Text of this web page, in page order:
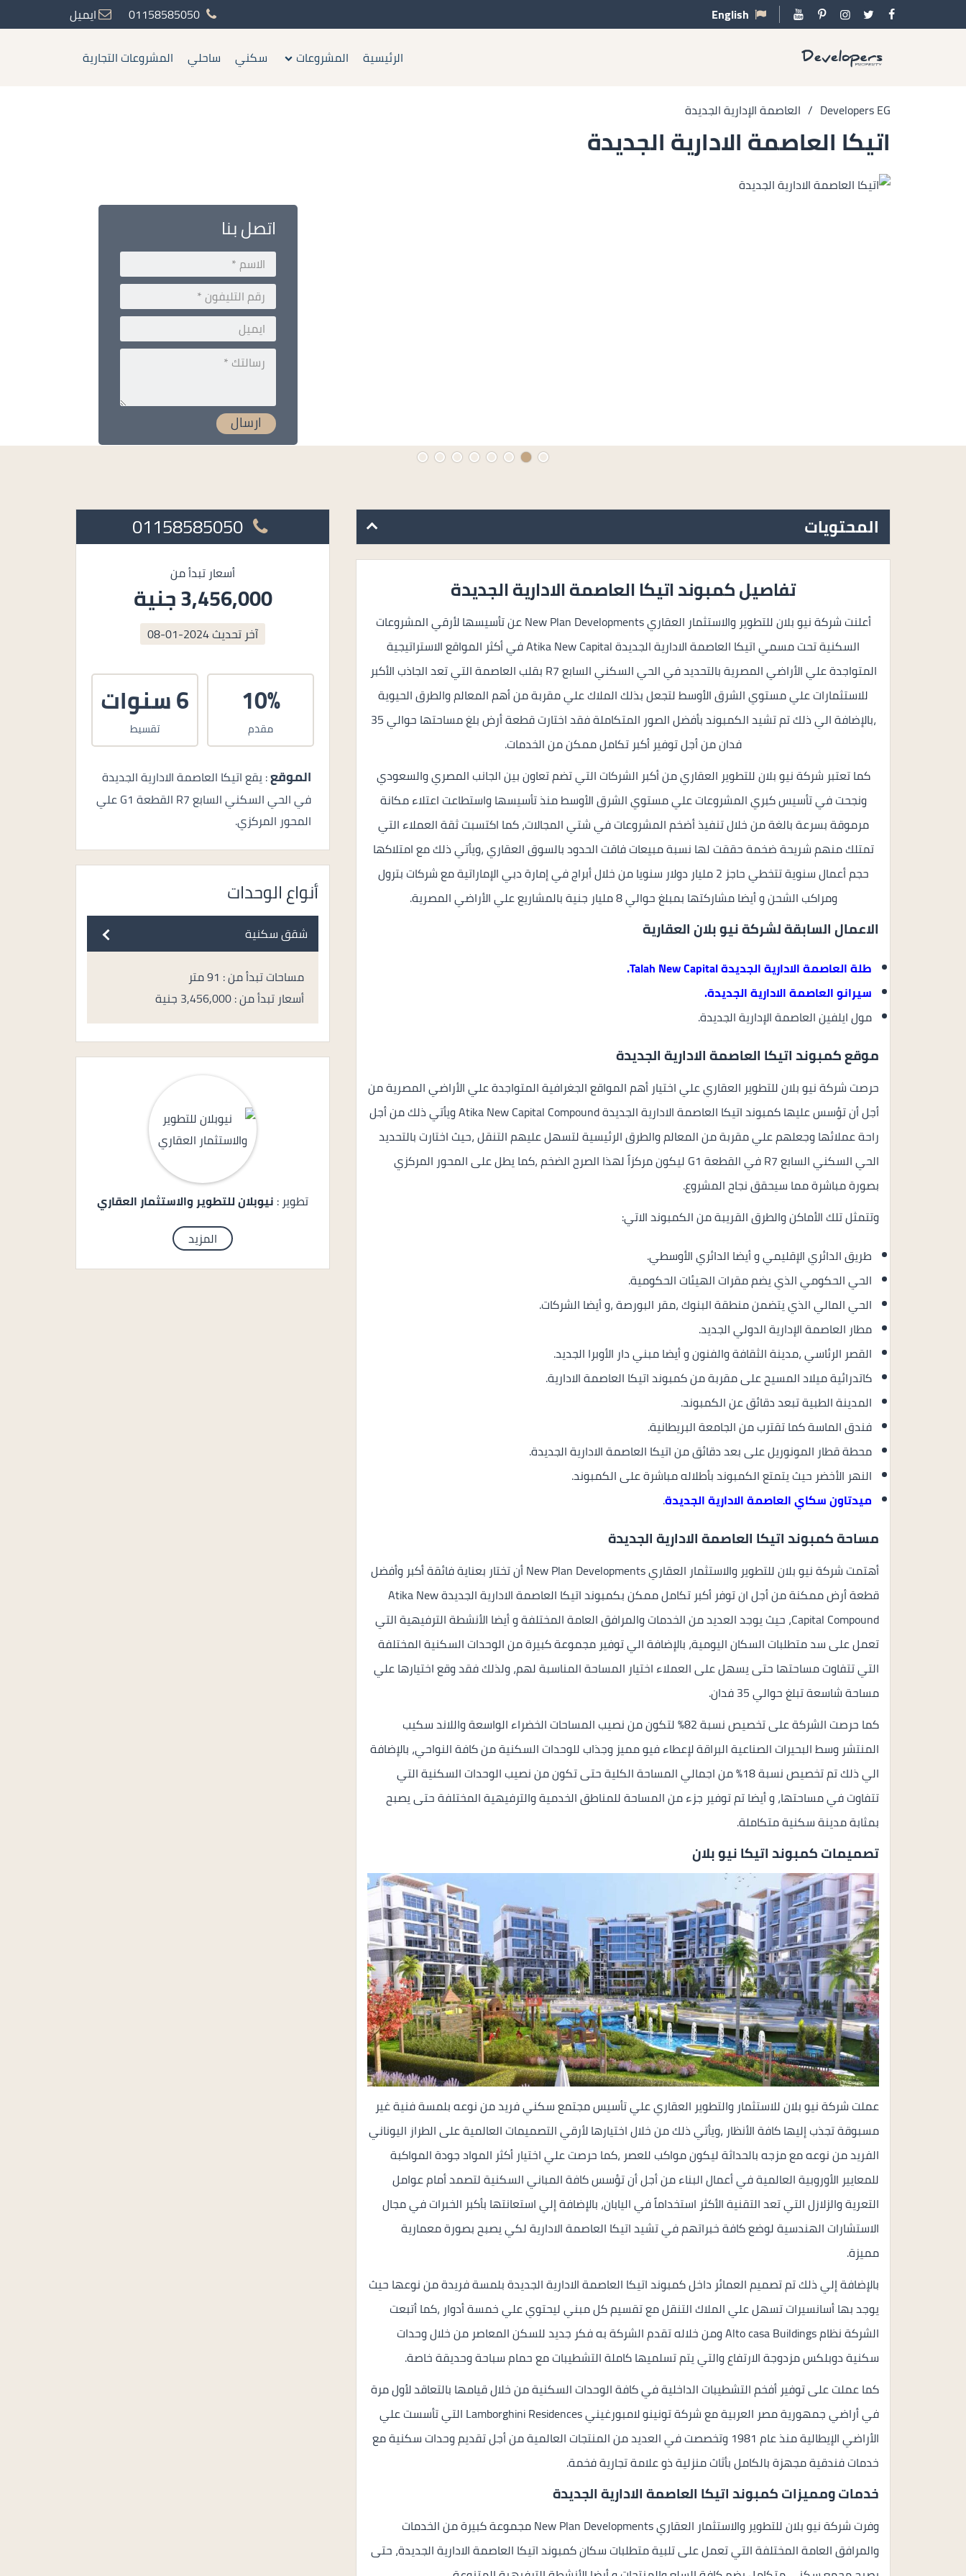
English
01158585050
ايميل
الرئيسية
المشروعات سكني ساحلي المشروعات التجارية
Developers EG
/ العاصمة الإدارية الجديدة
اتيكا العاصمة الادارية الجديدة
اتصل بنا
أسعار تبدأ من
3,456,000 جنية
آخر تحديث2024-01-08
10%
مقدم
6 سنوات
تقسيط
الموقع: يقع اتيكا العاصمة الادارية الجديدة
في الحي السكني السابع R7 القطعة G1 علي
المحور المركزي.
أنواع الوحدات
شقق سكنية
مساحات تبدأ من : 91 متر
أسعار تبدأ من : 3,456,000 جنية
تطوير : نيوبلان للتطوير والاستثمار العقاري
المزيد
المحتويات
تفاصيل كمبوند اتيكا العاصمة الادارية الجديدة
أعلنت شركة نيو بلان للتطوير والاستثمار العقاري New Plan Developments عن تأسيسها لأرقي المشروعات
السكنية تحت مسمي اتيكا العاصمة الادارية الجديدة Atika New Capital في أكثر المواقع الاستراتيجية
المتواجدة علي الأراضي المصرية بالتحديد في الحي السكني السابع R7 بقلب العاصمة التي تعد الجاذب الأكبر
للاستثمارات علي مستوي الشرق الأوسط لتجعل بذلك الملاك علي مقربة من أهم المعالم والطرق الحيوية
،بالإضافة الي ذلك تم تشيد الكمبوند بأفضل الصور المتكاملة فقد اختارت قطعة أرض بلغ مساحتها حوالي 35
فدان من أجل توفير أكبر تكامل ممكن من الخدمات.
كما تعتبر شركة نيو بلان للتطوير العقاري من أكبر الشركات التي تضم تعاون بين الجانب المصري والسعودي
ونجحت في تأسيس كبري المشروعات علي مستوي الشرق الأوسط منذ تأسيسها واستطاعت اعتلاء مكانة
مرموقة بسرعة بالغة من خلال تنفيذ أضخم المشروعات في شتي المجالات، كما اكتسبت ثقة العملاء التي
تمتلك منهم شريحة ضخمة حققت لها نسبة مبيعات فاقت الحدود بالسوق العقاري ،ويأتي ذلك مع امتلاكها
حجم أعمال سنوية تتخطي حاجز 2 مليار دولار سنويا من خلال أبراج في إمارة دبي الإماراتية مع شركات بترول
ومراكب الشحن و أيضا مشاركتها بمبلغ حوالي 8 مليار جنية بالمشاريع علي الأراضي المصرية.
الاعمال السابقة لشركة نيو بلان العقارية
طلة العاصمة الادارية الجديدةTalah New Capital
.
سيرانو العاصمة الادارية الجديدة.
مول ايلفين العاصمة الإدارية الجديدة.
موقع كمبوند اتيكا العاصمة الادارية الجديدة
حرصت شركة نيو بلان للتطوير العقاري علي اختيار أهم المواقع الجغرافية المتواجدة علي الأراضي المصرية من
أجل أن تؤسس عليها كمبوند اتيكا العاصمة الادارية الجديدة Atika New Capital Compound ويأتي ذلك من أجل
راحة عملائها وجعلهم علي مقربة من المعالم والطرق الرئيسية لتسهل عليهم التنقل ،حيث اختارت بالتحديد
الحي السكني السابع R7 في القطعة G1 ليكون مركزاً لهذا الصرح الضخم ،كما يطل على المحور المركزي
بصورة مباشرة مما سيحقق نجاح المشروع.
وتتمثل تلك الأماكن والطرق القريبة من الكمبوند الاتي:
طريق الدائري الإقليمي و أيضا الدائري الأوسطي.
الحي الحكومي الذي يضم مقرات الهيئات الحكومية.
الحي المالي الذي يتضمن منطقة البنوك ،مقر البورصة ،و أيضا الشركات.
مطار العاصمة الإدارية الدولي الجديد.
القصر الرئاسي ،مدينة الثقافة والفنون و أيضا مبني دار الأوبرا الجديد.
كاتدرائية ميلاد المسيح على مقربة من كمبوند اتيكا العاصمة الادارية.
المدينة الطبية تبعد دقائق عن الكمبوند.
فندق الماسة كما تقترب من الجامعة البريطانية.
محطة قطار المونوريل على بعد دقائق من اتيكا العاصمة الادارية الجديدة.
النهر الأخضر حيث يتمتع الكمبوند بأطلاله مباشرة على الكمبوند.
ميدتاون سكاي العاصمة الادارية الجديدة.
مساحة كمبوند اتيكا العاصمة الادارية الجديدة
أهتمت شركة نيو بلان للتطوير والاستثمار العقاري New Plan Developments أن تختار بعناية فائقة أكبر وأفضل
قطعة أرض ممكنة من أجل ان توفر أكبر تكامل ممكن بكمبوند اتيكا العاصمة الادارية الجديدة Atika New
Capital Compound، حيث يوجد العديد من الخدمات والمرافق العامة المختلفة و أيضا الأنشطة الترفيهية التي
تعمل على سد متطلبات السكان اليومية، بالإضافة الي توفير مجموعة كبيرة من الوحدات السكنية المختلفة
التي تتفاوت مساحتها حتى يسهل على العملاء اختيار المساحة المناسبة لهم، ولذلك فقد وقع اختيارها علي
مساحة شاسعة تبلغ حوالي 35 فدان.
كما حرصت الشركة على تخصيص نسبة 82% لتكون من نصيب المساحات الخضراء الواسعة واللاند سكيب
المنتشر وسط البحيرات الصناعية البراقة لإعطاء فيو مميز وجذاب للوحدات السكنية من كافة النواحي، بالإضافة
الي ذلك تم تخصيص نسبة 18% من اجمالي المساحة الكلية حتى تكون من نصيب الوحدات السكنية التي
تتفاوت في مساحتها، و أيضا تم توفير جزء من المساحة للمناطق الخدمية والترفيهية المختلفة حتى يصبح
بمثابة مدينة سكنية متكاملة.
تصميمات كمبوند اتيكا نيو بلان
عملت شركة نيو بلان للاستثمار والتطوير العقاري علي تأسيس مجتمع سكني فريد من نوعه بلمسة فنية غير
مسبوقة تجذب إليها كافة الأنظار ،ويأتي ذلك من خلال اختيارها لأرقي التصميمات العالمية على الطراز اليوناني
الفريد من نوعه مع مزجه بالحداثة ليكون مواكب للعصر ،كما حرصت علي اختيار أكثر المواد جودة المواكبة
للمعايير الأوروبية العالمية في أعمال البناء من أجل أن تؤسس كافة المباني السكنية لتصمد أمام عوامل
التعرية والزلازل التي تعد التقنية الأكثر استخداماً في اليابان، بالإضافة إلي استعانتها بأكبر الخبرات في مجال
الاستشارات الهندسية لوضع كافة خبراتهم في تشيد اتيكا العاصمة الادارية لكي يصبح بصورة معمارية
مميزة.
بالإضافة إلي ذلك تم تصميم العمائر داخل كمبوند اتيكا العاصمة الادارية الجديدة بلمسة فريدة من نوعها حيث
يوجد بها أسانسيرات تسهل علي الملاك التنقل مع تقسيم كل مبني ليحتوي علي خمسة أدوار ،كما أتبعت
الشركة نظام Alto casa Buildings ومن خلاله تقدم الشركة به فكر جديد للسكن المعاصر من خلال وحدات
سكنية دوبلكس مزدوجة الارتفاع والتي يتم تسلميها كاملة التشطيبات مع حمام سباحة وحديقة خاصة.
كما عملت على توفير أفخم التشطيبات الداخلية في كافة الوحدات السكنية من خلال قيامها بالتعاقد لأول مرة
في أراضي جمهورية مصر العربية مع شركة تونينو لامبورغيني Lamborghini Residences التي تأسست علي
الأراضي الإيطالية منذ عام 1981 وتخصصت في العديد من المنتجات العالمية من أجل تقديم وحدات سكنية مع
خدمات فندقية مجهزة بالكامل بأثاث منزلية ذو علامة تجارية فخمة.
خدمات ومميزات كمبوند اتيكا العاصمة الادارية الجديدة
وفرت شركة نيو بلان للتطوير والاستثمار العقاري New Plan Developments مجموعة كبيرة من الخدمات
والمرافق العامة المختلفة التي تعمل على تلبية متطلبات سكان كمبوند اتيكا العاصمة الادارية الجديدة، حتى